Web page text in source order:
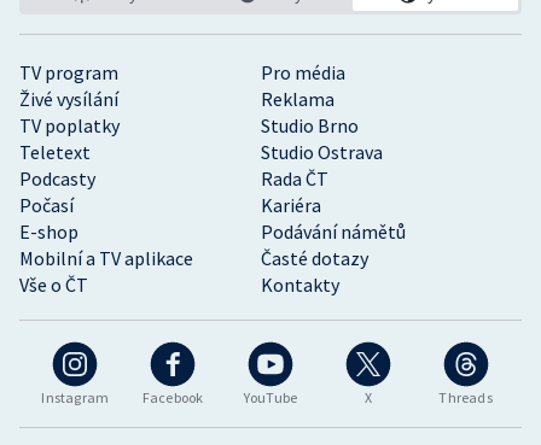
Instagram Facebook YouTube X Threads
TV program
Pro média
Živé vysílání
Reklama
TV poplatky
Studio Brno
Teletext
Studio Ostrava
Podcasty
Rada ČT
Počasí
Kariéra
E-shop
Podávání námětů
Mobilní a TV aplikace
Časté dotazy
Vše o ČT
Kontakty